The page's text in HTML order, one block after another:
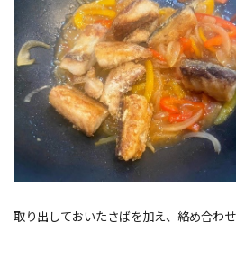
取り出しておいたさばを加え、絡め合わせ